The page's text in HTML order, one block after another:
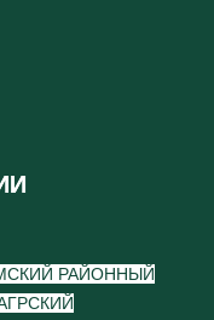
РАЙОННЫЙ